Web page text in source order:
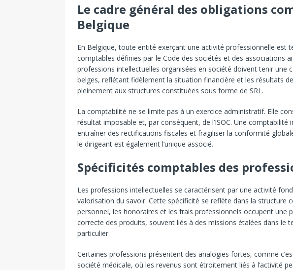
Le cadre général des obligations
Belgique
En Belgique, toute entité exerçant une activité professionnelle est
comptables définies par le Code des sociétés et des associations
professions intellectuelles organisées en société doivent tenir une
belges, reflétant fidèlement la situation financière et les résultats de
pleinement aux structures constituées sous forme de SRL.
La comptabilité ne se limite pas à un exercice administratif. Elle
résultat imposable et, par conséquent, de l’ISOC. Une
entraîner des rectifications fiscales et fragiliser la conformité
le dirigeant est également l’unique associé.
Spécificités comptables des
Les professions intellectuelles se caractérisent par une activité
valorisation du savoir. Cette spécificité se reflète dans la structure
personnel, les honoraires et les frais professionnels occupent une
correcte des produits, souvent liés à des missions étalées dans le
particulier.
Certaines professions présentent des analogies fortes, comme
société médicale, où les revenus sont étroitement liés à l’activité